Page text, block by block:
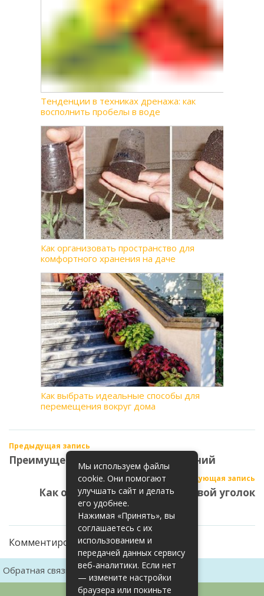
Тенденции в техниках дренажа: как
восполнить пробелы в воде
Как организовать пространство для
комфортного хранения на даче
Как выбрать идеальные способы для
перемещения вокруг дома
Предыдущая запись
Преимущества многолетних растений
Следующая запись
Как обустроить детский игровой уголок
Комментирование закрыто
Обратная связь Карта сайта
Мы используем файлы
cookie. Они помогают
улучшать сайт и делать
его удобнее.
Нажимая «Принять», вы
соглашаетесь с их
использованием и
передачей данных сервису
веб-аналитики. Если нет
— измените настройки
браузера или покиньте